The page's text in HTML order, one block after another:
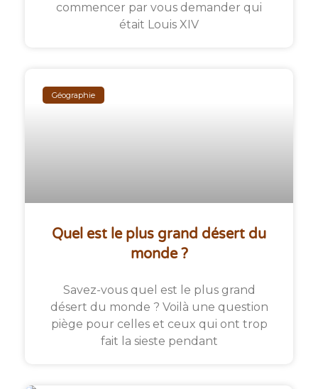
commencer par vous demander qui
était Louis XIV
Géographie
Quel est le plus grand désert du
monde ?
Savez-vous quel est le plus grand
désert du monde ? Voilà une question
piège pour celles et ceux qui ont trop
fait la sieste pendant